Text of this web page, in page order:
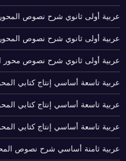
عربية أولى ثانوي شرح نصوص
عربية أولى ثانوي شرح نصوص المحور
عربية أولى ثانوي شرح نصوص محور
عربية تاسعة أساسي إنتاج كتابي
عربية تاسعة أساسي إنتاج كتابي
عربية تاسعة أساسي إنتاج كتابي
عربية ثامنة أساسي شرح نصوص